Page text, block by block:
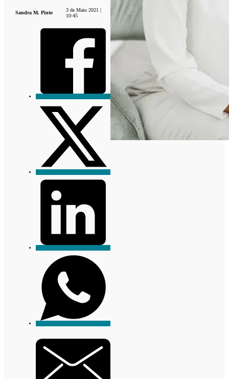
Sandra M. Pinto
3 de Maio 2021 |
10:45